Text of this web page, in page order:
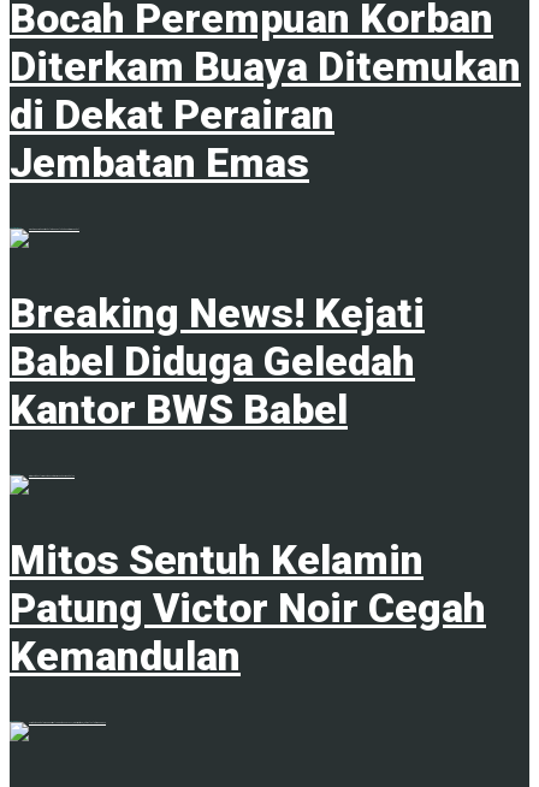
Bocah Perempuan Korban
Diterkam Buaya Ditemukan
di Dekat Perairan
Jembatan Emas
Breaking News! Kejati
Babel Diduga Geledah
Kantor BWS Babel
Mitos Sentuh Kelamin
Patung Victor Noir Cegah
Kemandulan